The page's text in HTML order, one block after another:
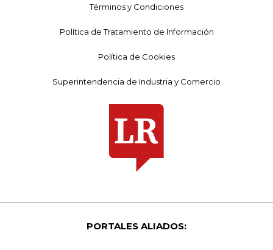
Términos y Condiciones
Política de Tratamiento de Información
Política de Cookies
Superintendencia de Industria y Comercio
PORTALES ALIADOS: